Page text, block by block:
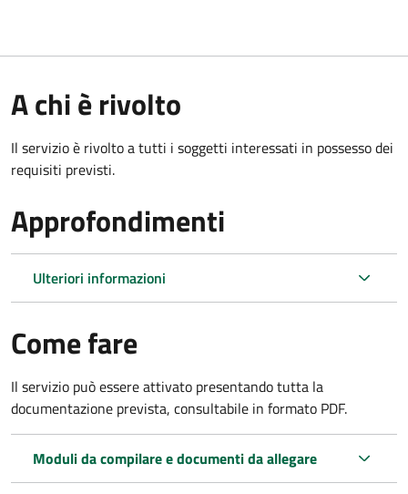
A chi è rivolto
Il servizio è rivolto a tutti i soggetti interessati in possesso dei
requisiti previsti.
Approfondimenti
Ulteriori informazioni
Come fare
Il servizio può essere attivato presentando tutta la
documentazione prevista, consultabile in formato PDF.
Moduli da compilare e documenti da allegare